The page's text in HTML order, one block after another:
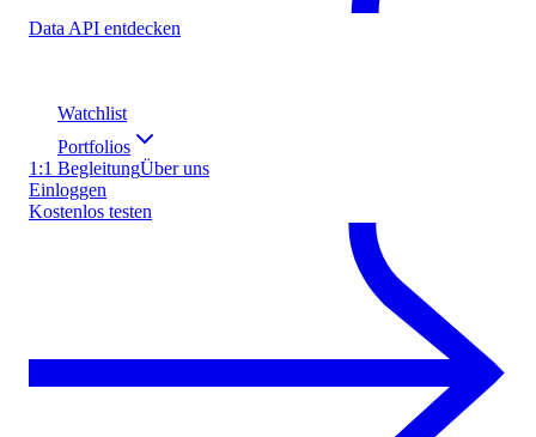
Data API entdecken
Watchlist
Portfolios
1:1 BegleitungÜber uns
Einloggen
Kostenlos testen